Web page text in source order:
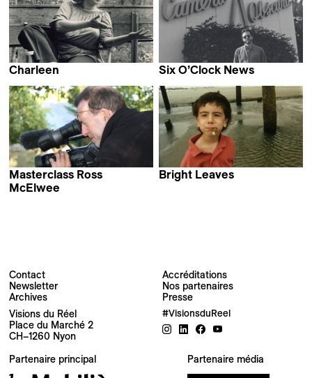
Charleen
Six O’Clock News
Masterclass Ross
McElwee
Bright Leaves
Contact
Newsletter
Archives
Accréditations
Nos partenaires
Presse
Visions du Réel
Place du Marché 2
CH–1260 Nyon
#VisionsduReel
Partenaire principal Partenaire média
Newsletter
Votre adresse e-mail